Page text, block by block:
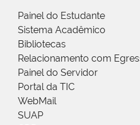
Painel do Estudante
Sistema Acadêmico
Bibliotecas
Relacionamento com
Painel do Servidor
Portal da TIC
WebMail
SUAP